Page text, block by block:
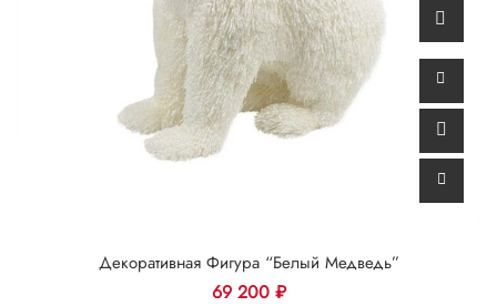
Декоративная Фигура “Белый Медведь”
69 200 ₽